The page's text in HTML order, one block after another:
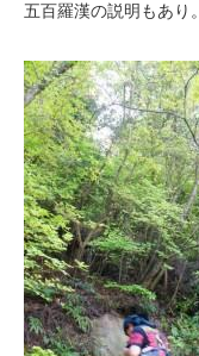
五百羅漢の説明もあり。